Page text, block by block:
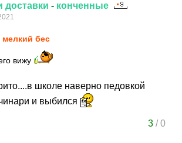
доставки - конченные
мелкий бес
вижу
школе наверно педовкой
и выбился
3/0